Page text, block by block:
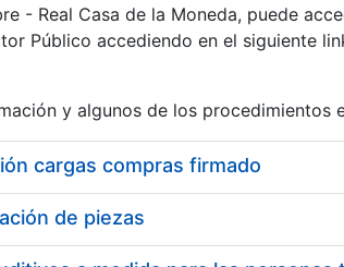
- Real Casa de la Moneda, puede
Público accediendo en el siguiente
y algunos de los procedimientos
cargas compras firmado
de piezas